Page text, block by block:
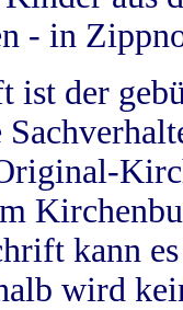
- in
ist der
kann
wird